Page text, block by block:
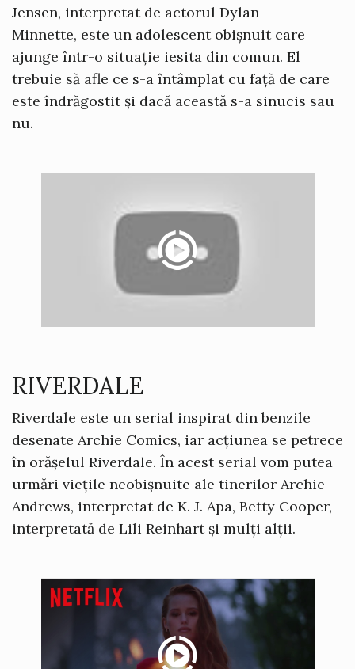
Jensen, interpretat de actorul Dylan
Minnette, este un adolescent obișnuit care
ajunge într-o situație iesita din comun. El
trebuie să afle ce s-a întâmplat cu față de care
este îndrăgostit și dacă această s-a sinucis sau
nu.
RIVERDALE
Riverdale este un serial inspirat din benzile
desenate Archie Comics, iar acțiunea se petrece
în orășelul Riverdale. În acest serial vom putea
urmări viețile neobișnuite ale tinerilor Archie
Andrews, interpretat de K. J. Apa, Betty Cooper,
interpretată de Lili Reinhart și mulți alții.